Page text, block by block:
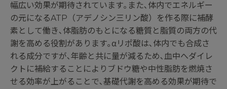
幅広い効果が期待されています｡また､体内でエネルギー
の元になるATP（アデノシン三リン酸）を作る際に補酵
素として働き､体脂肪のもとになる糖質と脂質の両方の代
謝を高める役割があります｡αリポ酸は､体内でも合成さ
れる成分ですが､年齢と共に量が減るため､血中へダイレ
クトに補給することによりブドウ糖や中性脂肪を燃焼さ
せる効率が上がることで､基礎代謝を高める効果が期待で